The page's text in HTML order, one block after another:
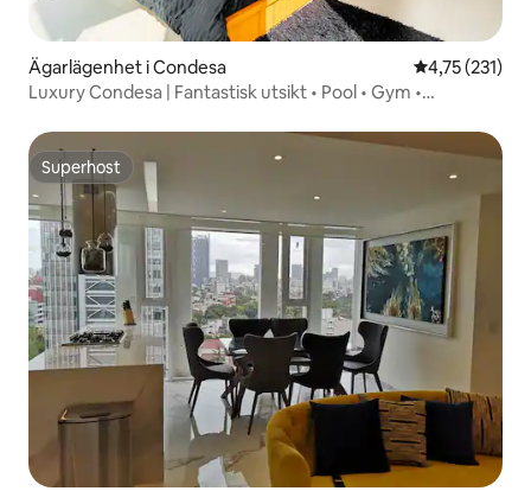
Ägarlägenhet i Condesa 4,75 av 5 i
4,75 (231)
Luxury Condesa | Fantastisk utsikt • Pool • Gym •
Superhost
Superhost